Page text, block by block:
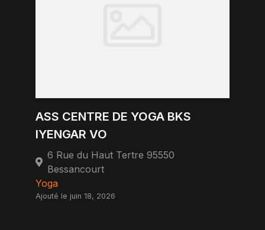
ASS CENTRE DE YOGA BKS
IYENGAR VO
6 Rue du Haut Tertre 95550
Bessancourt
Yoga
Ajouté le juin 18, 2026